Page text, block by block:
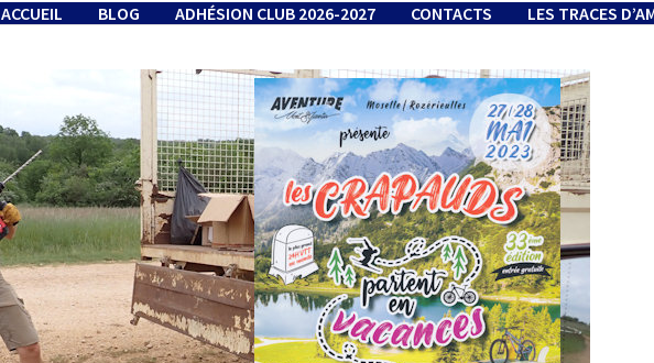
ACCUEIL BLOG ADHÉSION CLUB 2026-2027 CONTACTS LES TRACES